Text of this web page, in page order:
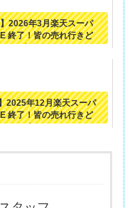
2026年3月楽天スーパ
終了！皆の売れ行きど
2025年12月楽天スーパ
終了！皆の売れ行きど